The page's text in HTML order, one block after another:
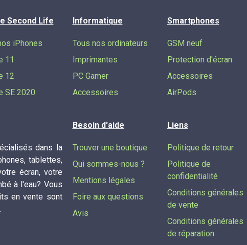
dans la
tablettes,
écran, votre
à l'eau? Vous
en vente sont
Informatique
Tous nos ordinateurs
Imprimantes
PC Gamer
Accessoires
Smartphones
GSM neuf
Protection d'écran
Accessoires
AirPods
Second Life
iPhones
11
12
SE 2020
Besoin d'aide
Trouver une boutique
Qui sommes-nous ?
Mentions légales
Foire aux questions
Avis
Liens
Politique de retour
Politique de
confidentialité
Conditions générales
de vente
Conditions générales
de réparation